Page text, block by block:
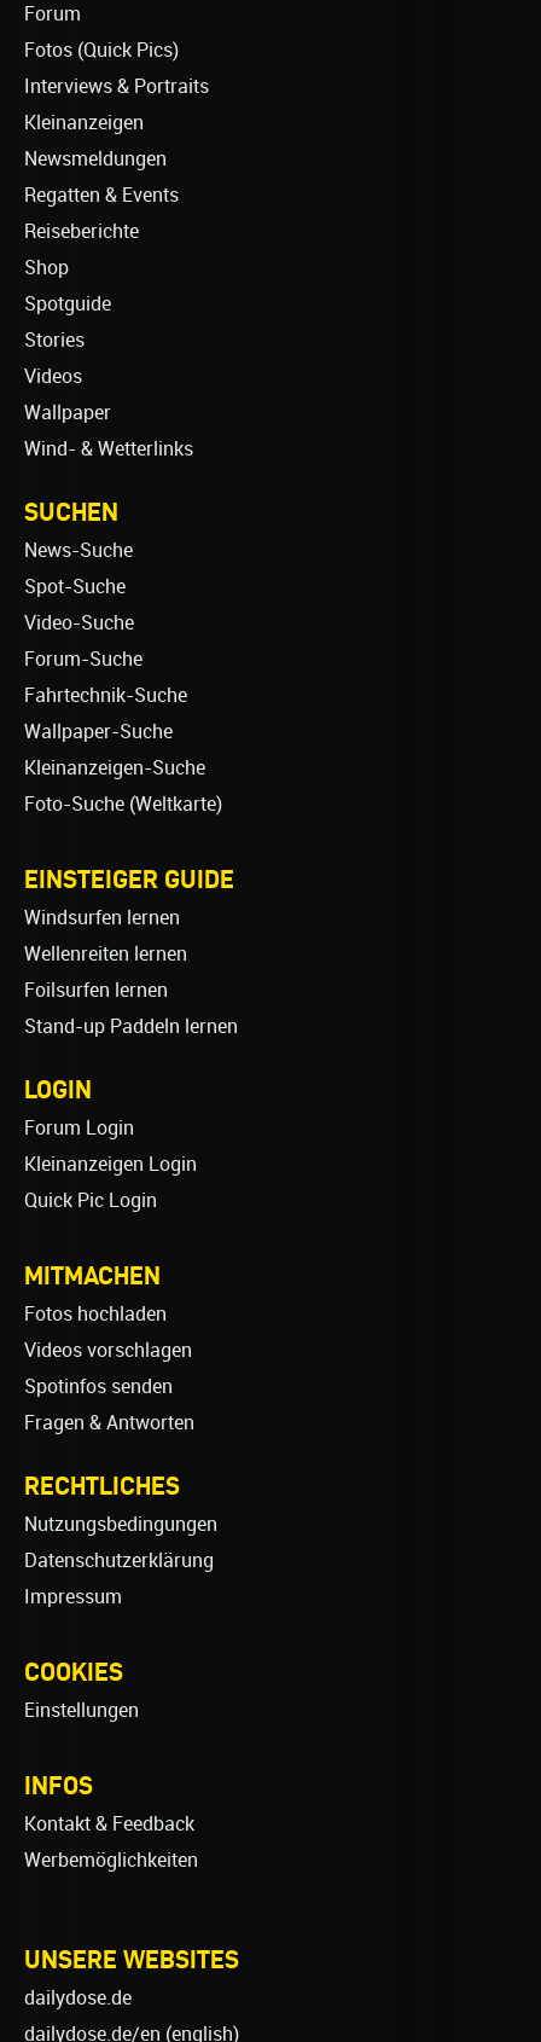
Forum
Fotos (Quick Pics)
Interviews & Portraits
Kleinanzeigen
Newsmeldungen
Regatten & Events
Reiseberichte
Shop
Spotguide
Stories
Videos
Wallpaper
Wind- & Wetterlinks
SUCHEN
News-Suche
Spot-Suche
Video-Suche
Forum-Suche
Fahrtechnik-Suche
Wallpaper-Suche
Kleinanzeigen-Suche
Foto-Suche (Weltkarte)
EINSTEIGER GUIDE
Windsurfen lernen
Wellenreiten lernen
Foilsurfen lernen
Stand-up Paddeln lernen
LOGIN
Forum Login
Kleinanzeigen Login
Quick Pic Login
MITMACHEN
Fotos hochladen
Videos vorschlagen
Spotinfos senden
Fragen & Antworten
RECHTLICHES
Nutzungsbedingungen
Datenschutzerklärung
Impressum
COOKIES
Einstellungen
INFOS
Kontakt & Feedback
Werbemöglichkeiten
UNSERE WEBSITES
dailydose.de
dailydose.de/en (english)